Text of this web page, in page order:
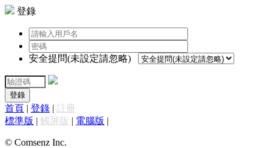
登錄
安全提問(未設定請忽略)
登錄
首頁 | 登錄 | 註冊
標準版 | 觸屏版 | 電腦版 |
© Comsenz Inc.